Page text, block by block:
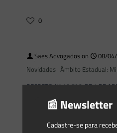
0
Saes Advogadoson
08/
Novidades | Âmbito Estadual:
DECRETO Nº 48.796, DE 4 DE
para licenciamento ambiental,
📰 Newsletter
Cadastre-se para